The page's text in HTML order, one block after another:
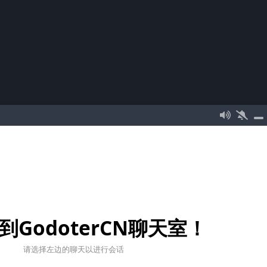
GodoterCN聊天室！
请选择左边的聊天以进行会话